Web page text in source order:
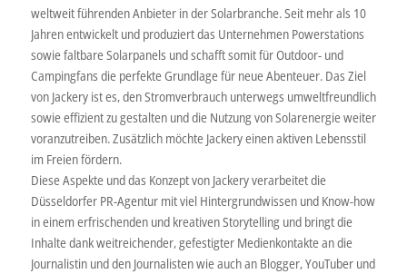
weltweit führenden Anbieter in der Solarbranche. Seit mehr als 10
Jahren entwickelt und produziert das Unternehmen Powerstations
sowie faltbare Solarpanels und schafft somit für Outdoor- und
Campingfans die perfekte Grundlage für neue Abenteuer. Das Ziel
von Jackery ist es, den Stromverbrauch unterwegs umweltfreundlich
sowie effizient zu gestalten und die Nutzung von Solarenergie weiter
voranzutreiben. Zusätzlich möchte Jackery einen aktiven Lebensstil
im Freien fördern.
Diese Aspekte und das Konzept von Jackery verarbeitet die
Düsseldorfer PR-Agentur mit viel Hintergrundwissen und Know-how
in einem erfrischenden und kreativen Storytelling und bringt die
Inhalte dank weitreichender, gefestigter Medienkontakte an die
Journalistin und den Journalisten wie auch an Blogger, YouTuber und